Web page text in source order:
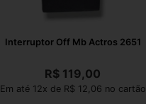
Interruptor Off Mb Actros 2651
R$ 119,00
Em até 12x de R$ 12,06 no cartão